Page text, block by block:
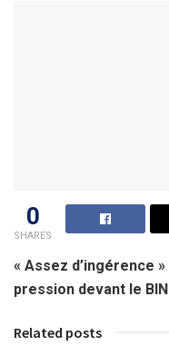
0
SHARES
« Assez d’ingérence
pression devant le
Related posts